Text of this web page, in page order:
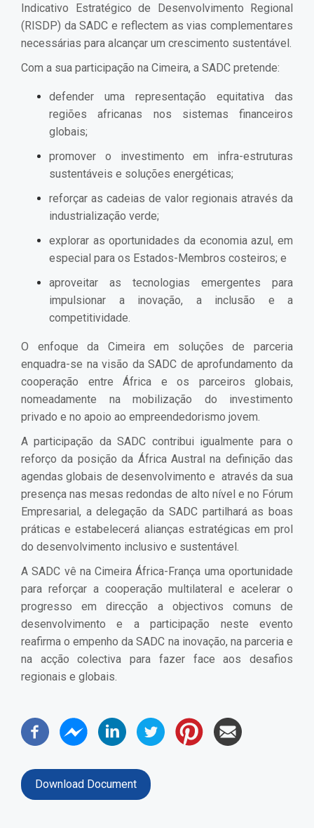
Indicativo Estratégico de Desenvolvimento Regional
(RISDP) da SADC e reflectem as vias complementares
necessárias para alcançar um crescimento sustentável.
Com a sua participação na Cimeira, a SADC pretende:
defender uma representação equitativa das
regiões africanas nos sistemas financeiros
globais;
promover o investimento em infra-estruturas
sustentáveis e soluções energéticas;
reforçar as cadeias de valor regionais através da
industrialização verde;
explorar as oportunidades da economia azul, em
especial para os Estados-Membros costeiros; e
aproveitar as tecnologias emergentes para
impulsionar a inovação, a inclusão e a
competitividade.
O enfoque da Cimeira em soluções de parceria
enquadra-se na visão da SADC de aprofundamento da
cooperação entre África e os parceiros globais,
nomeadamente na mobilização do investimento
privado e no apoio ao empreendedorismo jovem.
A participação da SADC contribui igualmente para o
reforço da posição da África Austral na definição das
agendas globais de desenvolvimento e através da sua
presença nas mesas redondas de alto nível e no Fórum
Empresarial, a delegação da SADC partilhará as boas
práticas e estabelecerá alianças estratégicas em prol
do desenvolvimento inclusivo e sustentável.
A SADC vê na Cimeira África-França uma oportunidade
para reforçar a cooperação multilateral e acelerar o
progresso em direcção a objectivos comuns de
desenvolvimento e a participação neste evento
reafirma o empenho da SADC na inovação, na parceria e
na acção colectiva para fazer face aos desafios
regionais e globais.
Download Document